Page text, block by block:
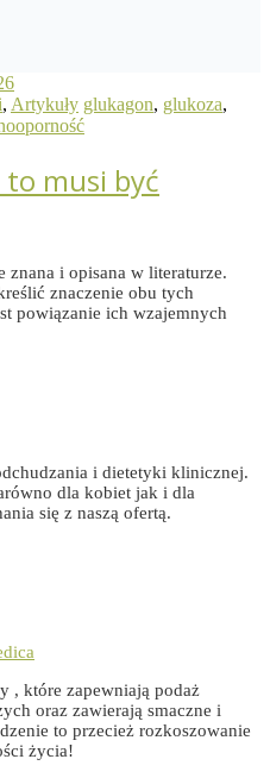
, Artykuły glukagon, glukoza,
musi być
i opisana w literaturze.
znaczenie obu tych
powiązanie ich wzajemnych
i dietetyki klinicznej.
dla kobiet jak i dla
się z naszą ofertą.
, które zapewniają podaż
oraz zawierają smaczne i
to przecież rozkoszowanie
życia!